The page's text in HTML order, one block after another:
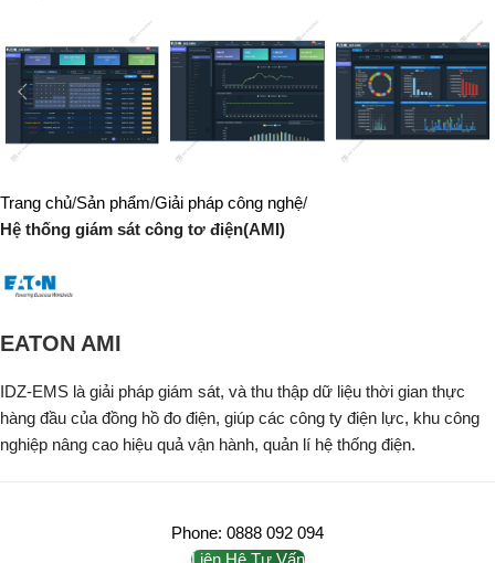
Trang chủ Sản phẩm Giải pháp công nghệ
Hệ thống giám sát công tơ điện(AMI)
EATON AMI
IDZ-EMS là giải pháp giám sát, và thu thập dữ liệu thời gian thực
hàng đầu của đồng hồ đo điện, giúp các công ty điện lực, khu công
nghiệp nâng cao hiệu quả vận hành, quản lí hệ thống điện.
Phone: 0888 092 094